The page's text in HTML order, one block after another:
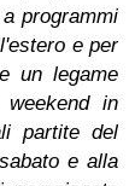
programmi
e per
un legame
in
partite del
e alla